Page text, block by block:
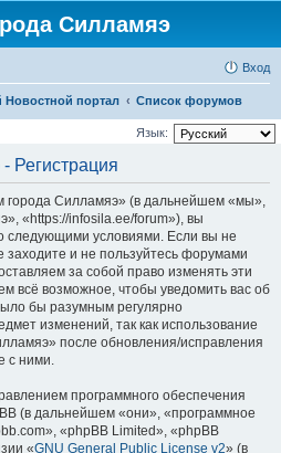
Силламяэ
Вход
портал Список форумов
Язык:
Регистрация
Силламяэ» (в дальнейшем «мы»,
«https://infosila.ee/forum»), вы
следующими условиями. Если вы не
заходите и не пользуйтесь форумами
за собой право изменять эти
всё возможное, чтобы уведомить вас об
бы разумным регулярно
изменений, так как использование
после обновления/исправления
с ними.
программного обеспечения
(в дальнейшем «они», «программное
«phpBB Limited», «phpBB
«GNU General Public License v2» (в